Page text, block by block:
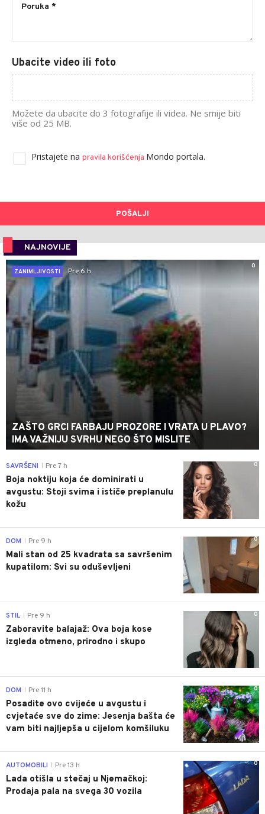
Ubacite video ili foto
Možete da ubacite do 3 fotografije ili videa. Ne smije biti
više od 25 MB.
Pristajete na pravila korišćenja Mondo portala.
POŠALJI
NAJNOVIJE
0
ZANIMLJIVOSTI
Pre 6 h
ZAŠTO GRCI FARBAJU PROZORE I VRATA U PLAVO?
IMA VAŽNIJU SVRHU NEGO ŠTO MISLITE
0
SAVRŠENI Pre 7 h
Boja noktiju koja će dominirati u
avgustu: Stoji svima i ističe preplanulu
kožu
0
DOM Pre 9 h
Mali stan od 25 kvadrata sa savršenim
kupatilom: Svi su oduševljeni
0
STIL Pre 9 h
Zaboravite balajaž: Ova boja kose
izgleda otmeno, prirodno i skupo
0
DOM Pre 11 h
Posadite ovo cvijeće u avgustu i
cvjetaće sve do zime: Jesenja bašta će
vam biti najljepša u cijelom komšiluku
0
AUTOMOBILI Pre 13 h
Lada otišla u stečaj u Njemačkoj:
Prodaja pala na svega 30 vozila